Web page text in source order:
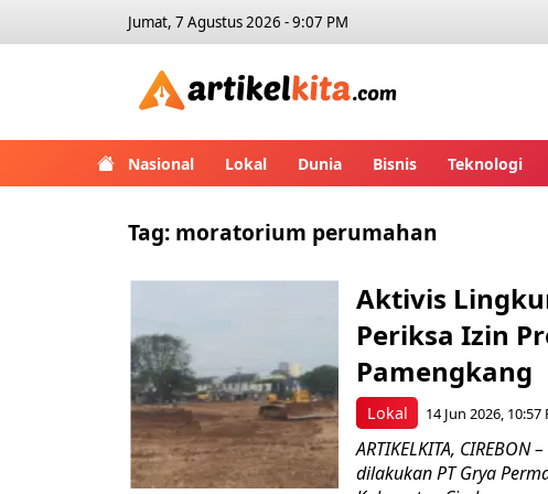
Jumat, 7 Agustus 2026 - 9:07 PM
Nasional Lokal Dunia Bisnis Teknologi
Tag: moratorium perumahan
Lokal
Aktivis
Periksa Izin
Pamengkang
14 Jun 2026, 10:57
ARTIKELKITA,
dilakukan PT Grya